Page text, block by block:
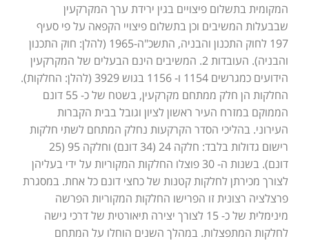
המקומית בתשלום פיצויים בגין ירידת ערך המקרקעין
שבבעלות המשיבים וכן בתשלום פיצויי הקפאה על פי סעיף
197 לחוק התכנון והבניה, התשכ"ה-1965 (להלן: חוק התכנון
והבניה). העובדות 2. המשיבים הינם הבעלים של המקרקעין
הידועים כמגרשים 1154 ו- 1156 בגוש 3929 (להלן: החלקות).
החלקות הן חלק ממתחם מקרקעין, בשטח של כ- 55 דונם
הממוקם במזרח העיר ראשון לציון וגובל בבית הקברות
העירוני. בהליכי הסדר הקרקעות נחלק המתחם לשתי חלקות
רישום גדולות בלבד: חלקה 24 (34 דונם) וחלקה 95 (25
דונם). בשנות ה- 30 פוצלו החלקות המקוריות על ידי בעליהן
לצורך מכירתן לחלקות קטנות של כחצי דונם כל אחת. במסגרת
פרצלציה רצונית זו הפרישו החלקות המקוריות הפרשה
מינימלית של כ- 15 לצורך יצירה תיאורטית של דרכי גישה
לחלקות המתפצלות. במהלך השנים הוחלו על המתחם